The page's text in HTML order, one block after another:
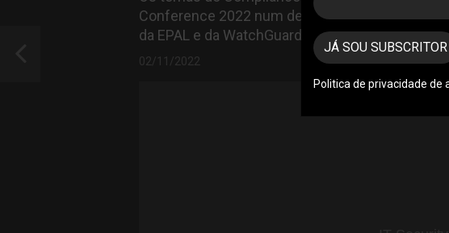
Conference 2022 num debate com
da EPAL e da WatchGuard
02/11/2022
JÁ SOU SUBSCRITOR
Politica de privacidade de